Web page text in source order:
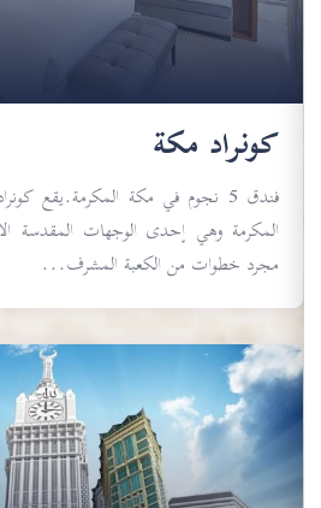
كونراد مكة
فندق 5 نجوم في مكة المكرمة.يقع كونراد
المكرمة وهي إحدى الوجهات المقدسة الأكثر
مجرد خطوات من الكعبة المشرف...